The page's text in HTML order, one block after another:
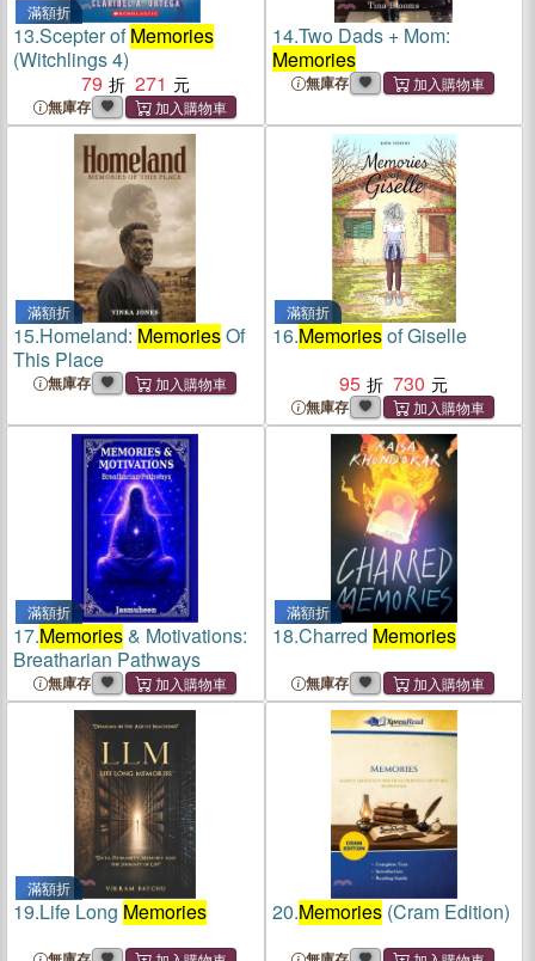
滿額折
13.Scepter ofMemories
(Witchlings 4)
79
271
無庫存
14.Two Dads + Mom:
Memories
無庫存
滿額折
15.Homeland: MemoriesOf
This Place
無庫存
滿額折
16.Memoriesof Giselle
95
730
無庫存
滿額折
17.Memories& Motivations:
Breatharian Pathways
無庫存
滿額折
18.Charred Memories
無庫存
滿額折
19.Life Long Memories 20.Memories(Cram Edition)